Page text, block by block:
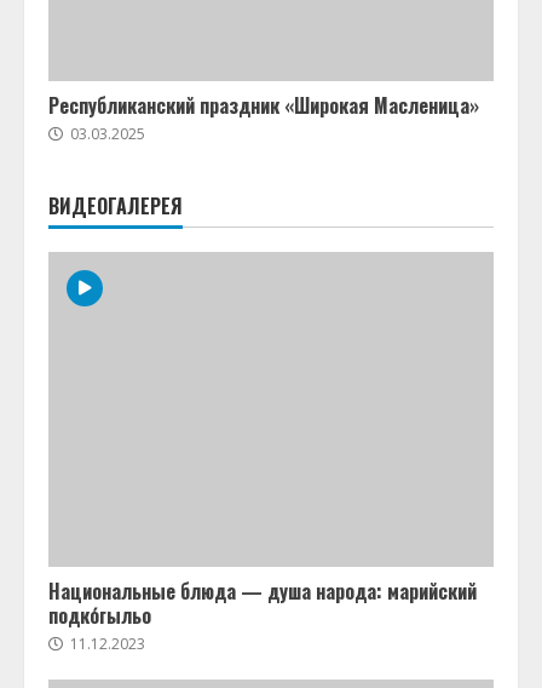
Республиканский праздник «Широкая Масленица»
03.03.2025
ВИДЕОГАЛЕРЕЯ
Национальные блюда — душа народа: марийский
подко́гыльо
11.12.2023